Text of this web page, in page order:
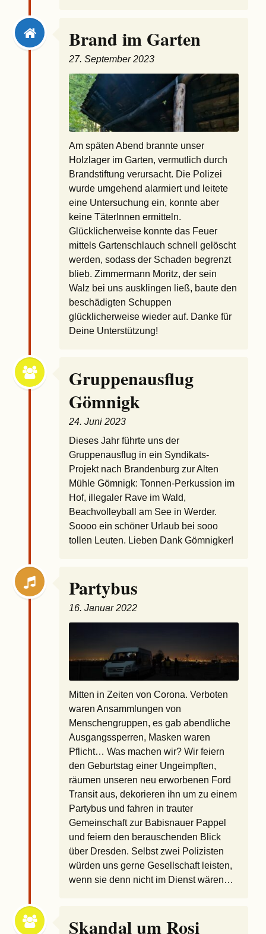
Brand im Garten
27. September 2023
Am späten Abend brannte unser
Holzlager im Garten, vermutlich durch
Brandstiftung verursacht. Die Polizei
wurde umgehend alarmiert und leitete
eine Untersuchung ein, konnte aber
keine TäterInnen ermitteln.
Glücklicherweise konnte das Feuer
mittels Gartenschlauch schnell gelöscht
werden, sodass der Schaden begrenzt
blieb. Zimmermann Moritz, der sein
Walz bei uns ausklingen ließ, baute den
beschädigten Schuppen
glücklicherweise wieder auf. Danke für
Deine Unterstützung!
Gruppenausflug
Gömnigk
24. Juni 2023
Dieses Jahr führte uns der
Gruppenausflug in ein Syndikats-
Projekt nach Brandenburg zur Alten
Mühle Gömnigk: Tonnen-Perkussion im
Hof, illegaler Rave im Wald,
Beachvolleyball am See in Werder.
Soooo ein schöner Urlaub bei sooo
tollen Leuten. Lieben Dank Gömnigker!
Partybus
16. Januar 2022
Mitten in Zeiten von Corona. Verboten
waren Ansammlungen von
Menschengruppen, es gab abendliche
Ausgangssperren, Masken waren
Pflicht… Was machen wir? Wir feiern
den Geburtstag einer Ungeimpften,
räumen unseren neu erworbenen Ford
Transit aus, dekorieren ihn um zu einem
Partybus und fahren in trauter
Gemeinschaft zur Babisnauer Pappel
und feiern den berauschenden Blick
über Dresden. Selbst zwei Polizisten
würden uns gerne Gesellschaft leisten,
wenn sie denn nicht im Dienst wären…
Skandal um Rosi